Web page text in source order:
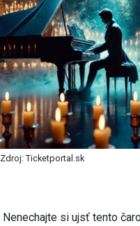
Zdroj: Ticketportal.sk
Nenechajte si ujsť tento